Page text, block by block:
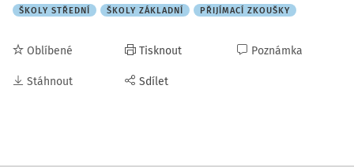
ŠKOLY STŘEDNÍ ŠKOLY ZÁKLADNÍ PŘIJÍMACÍ ZKOUŠKY
Oblíbené
Stáhnout
Tisknout
Sdílet
Poznámka